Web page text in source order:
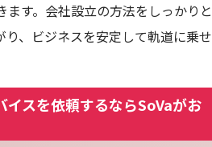
す。会社設立の方法をしっかりと
、ビジネスを安定して軌道に乗せ
スを依頼するならSoVaがお